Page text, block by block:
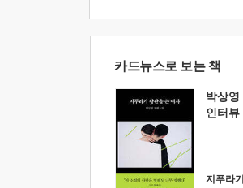
카드뉴스로 보는 책
박상영
인터뷰
지푸라